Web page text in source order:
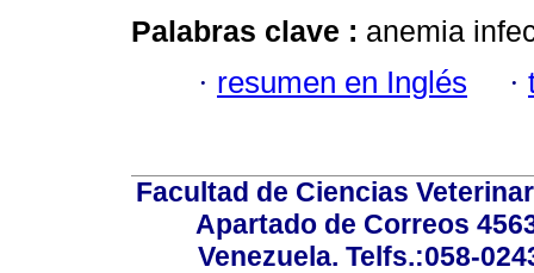
Palabras clave : anemia
· resumen en Inglés ·
Facultad de Ciencias
Apartado de Correos
Venezuela. Telfs.:058-